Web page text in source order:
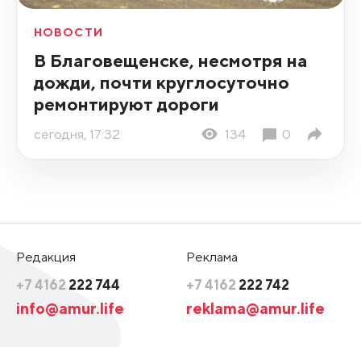
НОВОСТИ
В Благовещенске, несмотря на
дожди, почти круглосуточно
ремонтируют дороги
сегодня, 17:32 134 0
Редакция
+7 4162 222 744
info@amur.life
Реклама
+7 4162 222 742
reklama@amur.life